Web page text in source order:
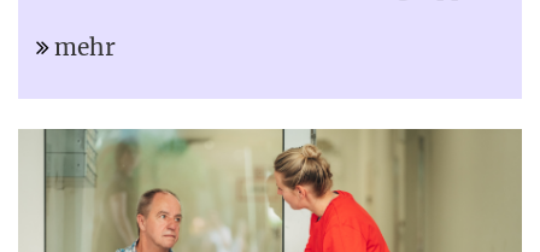
mehr